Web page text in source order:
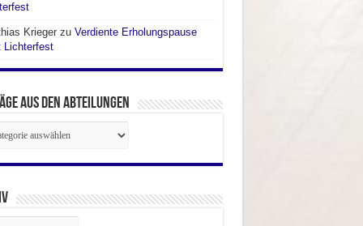
Kriegerzu Verdiente Erholungspause
Lichterfest
aus den Abteilungen